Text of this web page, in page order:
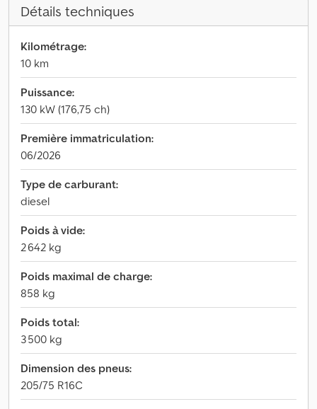
Détails techniques
Kilométrage:
10 km
Puissance:
130 kW (176,75 ch)
Première immatriculation:
06/2026
Type de carburant:
diesel
Poids à vide:
2 642 kg
Poids maximal de charge:
858 kg
Poids total:
3 500 kg
Dimension des pneus:
205/75 R16C